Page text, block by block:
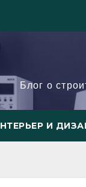
Блог о
И